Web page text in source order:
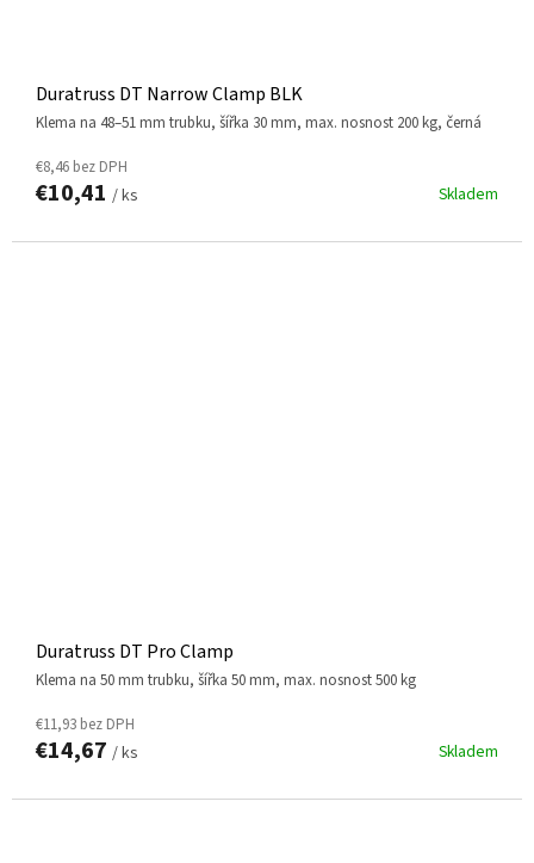
Duratruss DT Narrow Clamp BLK
klema na 48–51 mm trubku, šířka 30 mm, max. nosnost 200 kg, černá
Skladem
€8,46 bez DPH
€10,41 / ks
Duratruss DT Pro Clamp
klema na 50 mm trubku, šířka 50 mm, max. nosnost 500 kg
Skladem
€11,93 bez DPH
€14,67 / ks